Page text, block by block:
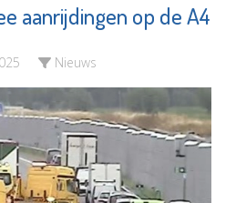
aanrijdingen op de A4
Nieuws